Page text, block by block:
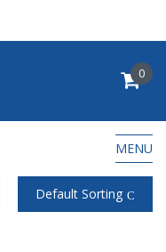
0
MENU
Default Sorting